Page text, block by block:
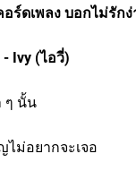
อร์ดเพลง บอกไม่รัก
Ivy (ไอวี่)
ๆ นั้น
ม่อยากจะเจอ